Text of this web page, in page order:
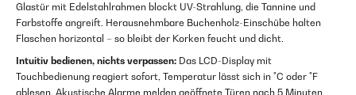
Glastür mit Edelstahlrahmen blockt UV-Strahlung, die Tannine und
Farbstoffe angreift. Herausnehmbare Buchenholz-Einschübe halten
Flaschen horizontal – so bleibt der Korken feucht und dicht.
Intuitiv bedienen, nichts verpassen: Das LCD-Display mit
Touchbedienung reagiert sofort, Temperatur lässt sich in °C oder °F
ablesen. Akustische Alarme melden geöffnete Türen nach 5 Minuten